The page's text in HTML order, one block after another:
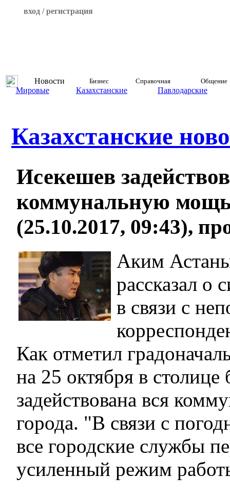
вход / регистрация
Новости Бизнес Справочная Общение
Мировые Казахстанские Павлодарские
Казахстанские
Исекешев
коммунальную
(25.10.2017, 09:43),
Аким
рассказал о
в связи с
Как отметил
на 25 октября в столице
задействована вся
города. "В связи с
все городские службы
усиленный режим